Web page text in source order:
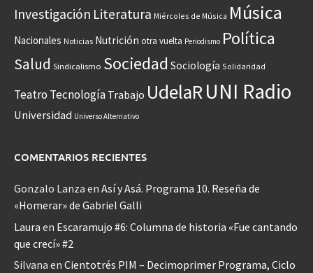
Investigación Literatura Miércoles de Música Música
Nacionales Noticias Nutrición otra vuelta Periodismo Política
Salud Sindicalismo Sociedad Sociología Solidaridad
Teatro Tecnología Trabajo UdelaRUNI Radio
Universidad Universo Alternativo
COMENTARIOS RECIENTES
Gonzalo Lanza en Así y Asá. Programa 10. Reseña de
«Homerar» de Gabriel Galli
Laura en Escaramujo #6: Columna de historia «Fue cantando
que crecí» #2
Silvana en Cientotrés PIM – Decimoprimer Programa, Ciclo